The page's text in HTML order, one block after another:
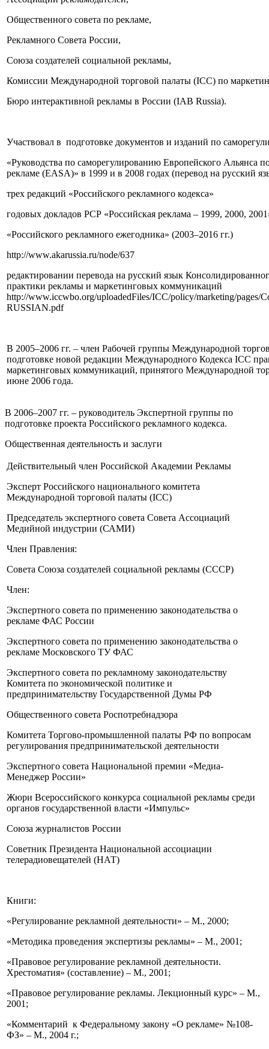
Общественного совета по рекламе,
Рекламного Совета России,
Союза создателей социальной рекламы,
Комиссии Международной торговой палаты (ICC) по
Бюро интерактивной рекламы в России (IAB Russia).
Участвовал в подготовке документов и изданий по
«Руководства по саморегулированию Европейского Альянса
рекламе (EASA)» в 1999 и в 2008 годах (перевод на русский
трех редакций «Российского рекламного кодекса»
годовых докладов РСР «Российская реклама – 1999, 2000,
«Российского рекламного ежегодника» (2003–2016 гг.)
http://www.akarussia.ru/node/637
редактировании перевода на русский язык
практики рекламы и маркетинговых коммуникаций
http://www.iccwbo.org/uploadedFiles/ICC/policy/marketing/pages/
RUSSIAN.pdf
В 2005–2006 гг. – член Рабочей группы Международной
подготовке новой редакции Международного Кодекса ICC
маркетинговых коммуникаций, принятого Международной
июне 2006 года.
В 2006–2007 гг. – руководитель Экспертной группы по
подготовке проекта Российского рекламного кодекса.
Общественная деятельность и заслуги
Действительный член Российской Академии Рекламы
Эксперт Российского национального комитета
Международной торговой палаты (ICC)
Председатель экспертного совета Совета Ассоциаций
Медийной индустрии (САМИ)
Член Правления:
Совета Союза создателей социальной рекламы (СССР)
Член:
Экспертного совета по применению законодательства о
рекламе ФАС России
Экспертного совета по применению законодательства о
рекламе Московского ТУ ФАС
Экспертного совета по рекламному законодательству
Комитета по экономической политике и
предпринимательству Государственной Думы РФ
Общественного совета Роспотребнадзора
Комитета Торгово-промышленной палаты РФ по вопросам
регулирования предпринимательской деятельности
Экспертного совета Национальной премии «Медиа-
Менеджер России»
Жюри Всероссийского конкурса социальной рекламы среди
органов государственной власти «Импульс»
Союза журналистов России
Советник Президента Национальной ассоциации
телерадиовещателей (НАТ)
Книги:
«Регулирование рекламной деятельности» – М., 2000;
«Методика проведения экспертизы рекламы» – М., 2001;
«Правовое регулирование рекламной деятельности.
Хрестоматия» (составление) – М., 2001;
«Правовое регулирование рекламы. Лекционный курс» – М.,
2001;
«Комментарий к Федеральному закону «О рекламе» №108-
ФЗ» – М., 2004 г.;